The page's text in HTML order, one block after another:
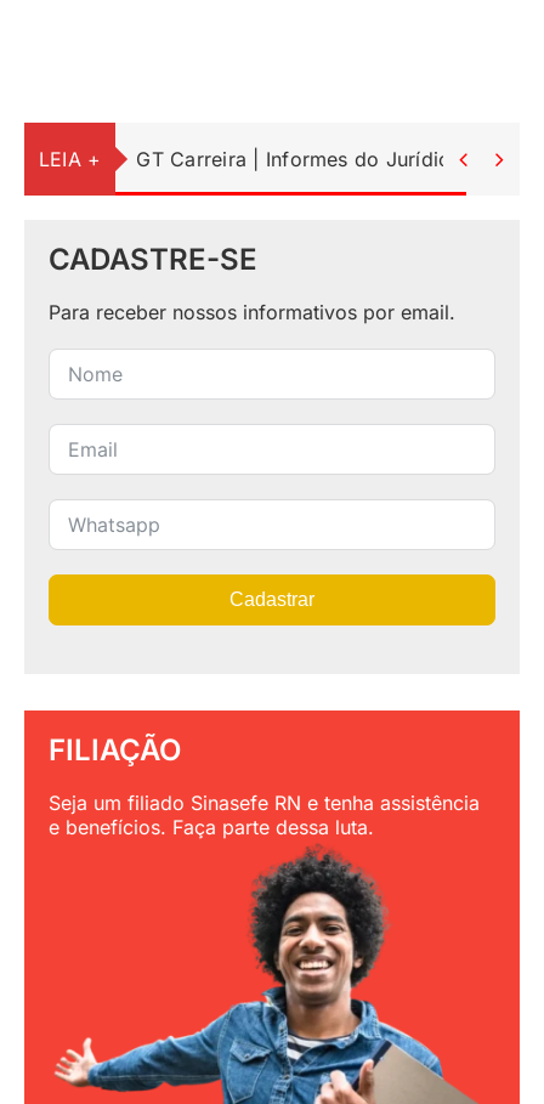
LEIA + GT Carreira | Informes do Jurídico 
CADASTRE-SE
Para receber nossos informativos por email.
Cadastrar
FILIAÇÃO
Seja um filiado Sinasefe RN e tenha assistência
e benefícios. Faça parte dessa luta.